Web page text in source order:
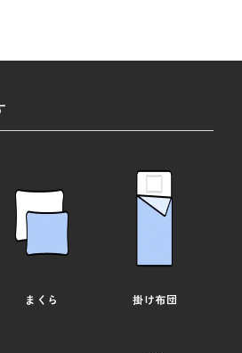
まくら 掛け布団